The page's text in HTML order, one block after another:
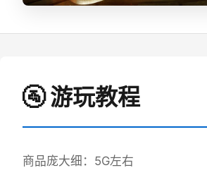
🚰 游玩教程
商品庞大细：5G左右